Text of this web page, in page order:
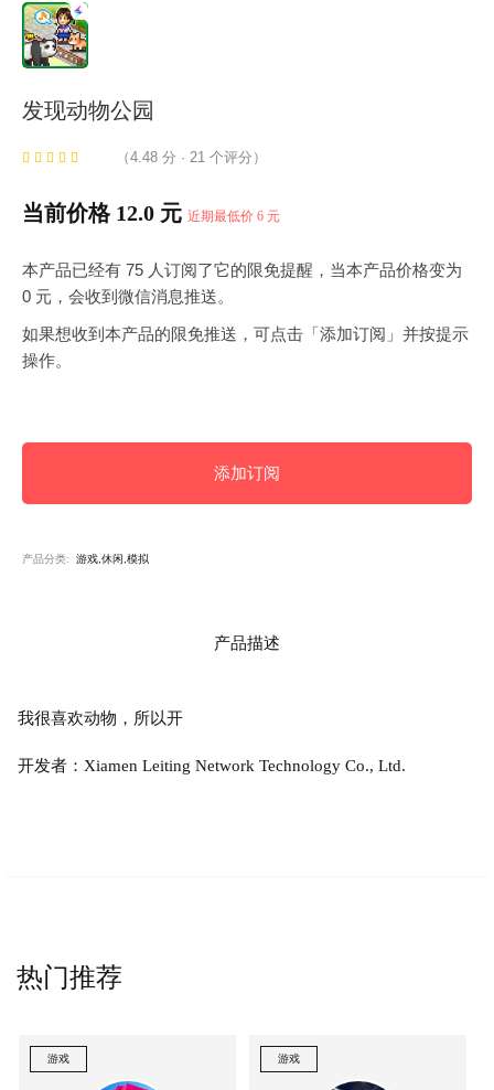
发现动物公园
（4.48 分 · 21 个评分）
当前价格 12.0 元 近期最低价 6 元
本产品已经有 75 人订阅了它的限免提醒，当本产品价格变为
0 元，会收到微信消息推送。
如果想收到本产品的限免推送，可点击「添加订阅」并按提示
操作。
添加订阅
产品分类: 游戏,休闲,模拟
产品描述
我很喜欢动物，所以开
开发者：Xiamen Leiting Network Technology Co., Ltd.
热门推荐
游戏 游戏